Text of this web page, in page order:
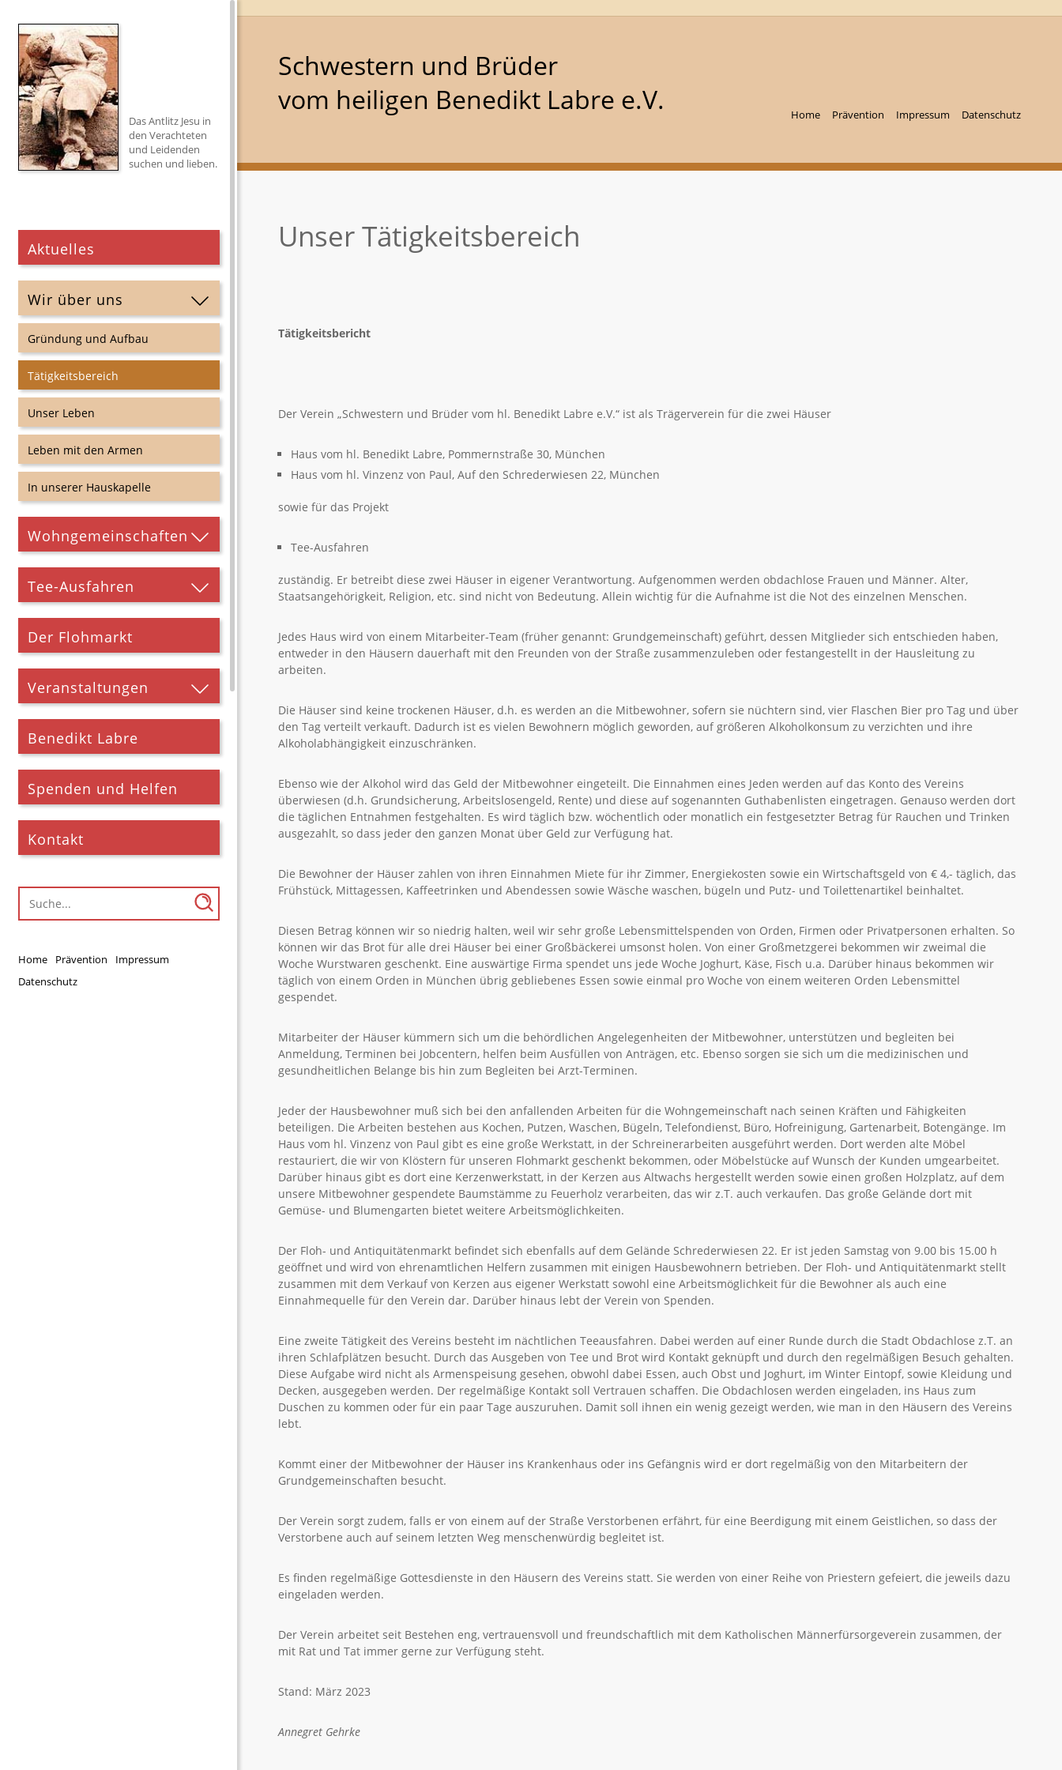
Das Antlitz Jesu in
den Verachteten
und Leidenden
suchen und lieben.
Aktuelles
Wir über uns
Gründung und Aufbau
Tätigkeitsbereich
Unser Leben
Leben mit den Armen
In unserer Hauskapelle
Wohngemeinschaften
Tee-Ausfahren
Der Flohmarkt
Veranstaltungen
Benedikt Labre
Spenden und Helfen
Kontakt
Home Prävention
Impressum
Datenschutz
Schwestern und Brüder
vom heiligen Benedikt Labre e.V.
Home Prävention Impressum Datenschutz
Unser Tätigkeitsbereich
Tätigkeitsbericht
Der Verein „Schwestern und Brüder vom hl. Benedikt Labre e.V.“ ist als Trägerverein für die zwei Häuser
Haus vom hl. Benedikt Labre, Pommernstraße 30, München
Haus vom hl. Vinzenz von Paul, Auf den Schrederwiesen 22, München
sowie für das Projekt
Tee-Ausfahren
zuständig. Er betreibt diese zwei Häuser in eigener Verantwortung. Aufgenommen werden obdachlose Frauen und Männer. Alter,
Staatsangehörigkeit, Religion, etc. sind nicht von Bedeutung. Allein wichtig für die Aufnahme ist die Not des einzelnen Menschen.
Jedes Haus wird von einem Mitarbeiter-Team (früher genannt: Grundgemeinschaft) geführt, dessen Mitglieder sich entschieden haben,
entweder in den Häusern dauerhaft mit den Freunden von der Straße zusammenzuleben oder festangestellt in der Hausleitung zu
arbeiten.
Die Häuser sind keine trockenen Häuser, d.h. es werden an die Mitbewohner, sofern sie nüchtern sind, vier Flaschen Bier pro Tag und über
den Tag verteilt verkauft. Dadurch ist es vielen Bewohnern möglich geworden, auf größeren Alkoholkonsum zu verzichten und ihre
Alkoholabhängigkeit einzuschränken.
Ebenso wie der Alkohol wird das Geld der Mitbewohner eingeteilt. Die Einnahmen eines Jeden werden auf das Konto des Vereins
überwiesen (d.h. Grundsicherung, Arbeitslosengeld, Rente) und diese auf sogenannten Guthabenlisten eingetragen. Genauso werden dort
die täglichen Entnahmen festgehalten. Es wird täglich bzw. wöchentlich oder monatlich ein festgesetzter Betrag für Rauchen und Trinken
ausgezahlt, so dass jeder den ganzen Monat über Geld zur Verfügung hat.
Die Bewohner der Häuser zahlen von ihren Einnahmen Miete für ihr Zimmer, Energiekosten sowie ein Wirtschaftsgeld von € 4,- täglich, das
Frühstück, Mittagessen, Kaffeetrinken und Abendessen sowie Wäsche waschen, bügeln und Putz- und Toilettenartikel beinhaltet.
Diesen Betrag können wir so niedrig halten, weil wir sehr große Lebensmittelspenden von Orden, Firmen oder Privatpersonen erhalten. So
können wir das Brot für alle drei Häuser bei einer Großbäckerei umsonst holen. Von einer Großmetzgerei bekommen wir zweimal die
Woche Wurstwaren geschenkt. Eine auswärtige Firma spendet uns jede Woche Joghurt, Käse, Fisch u.a. Darüber hinaus bekommen wir
täglich von einem Orden in München übrig gebliebenes Essen sowie einmal pro Woche von einem weiteren Orden Lebensmittel
gespendet.
Mitarbeiter der Häuser kümmern sich um die behördlichen Angelegenheiten der Mitbewohner, unterstützen und begleiten bei
Anmeldung, Terminen bei Jobcentern, helfen beim Ausfüllen von Anträgen, etc. Ebenso sorgen sie sich um die medizinischen und
gesundheitlichen Belange bis hin zum Begleiten bei Arzt-Terminen.
Jeder der Hausbewohner muß sich bei den anfallenden Arbeiten für die Wohngemeinschaft nach seinen Kräften und Fähigkeiten
beteiligen. Die Arbeiten bestehen aus Kochen, Putzen, Waschen, Bügeln, Telefondienst, Büro, Hofreinigung, Gartenarbeit, Botengänge. Im
Haus vom hl. Vinzenz von Paul gibt es eine große Werkstatt, in der Schreinerarbeiten ausgeführt werden. Dort werden alte Möbel
restauriert, die wir von Klöstern für unseren Flohmarkt geschenkt bekommen, oder Möbelstücke auf Wunsch der Kunden umgearbeitet.
Darüber hinaus gibt es dort eine Kerzenwerkstatt, in der Kerzen aus Altwachs hergestellt werden sowie einen großen Holzplatz, auf dem
unsere Mitbewohner gespendete Baumstämme zu Feuerholz verarbeiten, das wir z.T. auch verkaufen. Das große Gelände dort mit
Gemüse- und Blumengarten bietet weitere Arbeitsmöglichkeiten.
Der Floh- und Antiquitätenmarkt befindet sich ebenfalls auf dem Gelände Schrederwiesen 22. Er ist jeden Samstag von 9.00 bis 15.00 h
geöffnet und wird von ehrenamtlichen Helfern zusammen mit einigen Hausbewohnern betrieben. Der Floh- und Antiquitätenmarkt stellt
zusammen mit dem Verkauf von Kerzen aus eigener Werkstatt sowohl eine Arbeitsmöglichkeit für die Bewohner als auch eine
Einnahmequelle für den Verein dar. Darüber hinaus lebt der Verein von Spenden.
Eine zweite Tätigkeit des Vereins besteht im nächtlichen Teeausfahren. Dabei werden auf einer Runde durch die Stadt Obdachlose z.T. an
ihren Schlafplätzen besucht. Durch das Ausgeben von Tee und Brot wird Kontakt geknüpft und durch den regelmäßigen Besuch gehalten.
Diese Aufgabe wird nicht als Armenspeisung gesehen, obwohl dabei Essen, auch Obst und Joghurt, im Winter Eintopf, sowie Kleidung und
Decken, ausgegeben werden. Der regelmäßige Kontakt soll Vertrauen schaffen. Die Obdachlosen werden eingeladen, ins Haus zum
Duschen zu kommen oder für ein paar Tage auszuruhen. Damit soll ihnen ein wenig gezeigt werden, wie man in den Häusern des Vereins
lebt.
Kommt einer der Mitbewohner der Häuser ins Krankenhaus oder ins Gefängnis wird er dort regelmäßig von den Mitarbeitern der
Grundgemeinschaften besucht.
Der Verein sorgt zudem, falls er von einem auf der Straße Verstorbenen erfährt, für eine Beerdigung mit einem Geistlichen, so dass der
Verstorbene auch auf seinem letzten Weg menschenwürdig begleitet ist.
Es finden regelmäßige Gottesdienste in den Häusern des Vereins statt. Sie werden von einer Reihe von Priestern gefeiert, die jeweils dazu
eingeladen werden.
Der Verein arbeitet seit Bestehen eng, vertrauensvoll und freundschaftlich mit dem Katholischen Männerfürsorgeverein zusammen, der
mit Rat und Tat immer gerne zur Verfügung steht.
Stand: März 2023
Annegret Gehrke